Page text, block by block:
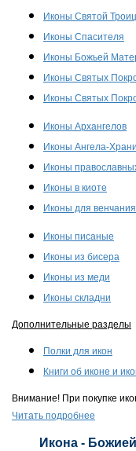
Иконы Святой
Иконы Спасителя
Иконы Божьей
Иконы Святых
Иконы Святых
Иконы Архангелов
Иконы Ангела-
Иконы
Иконы в киоте
Иконы для венчания
Иконы писаные
Иконы из бисера
Иконы из меди
Иконы складни
Дополнительные разделы
Полки для икон
Книги об иконе и
Внимание! При покупке
Читать подробнее
Икона -